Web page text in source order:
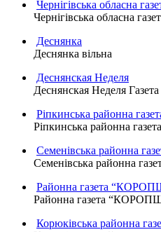
Чернігівська обласна
Чернігівська обласна
Деснянка
Деснянка вільна
Деснянская Неделя
Деснянская Неделя
Ріпкинська районна
Ріпкинська районна
Семенівська районна
Семенівська районна
Районна газета
Районна газета
Корюківська районна